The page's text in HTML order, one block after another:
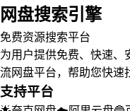
网盘搜索引擎
免费资源搜索平台
为用户提供免费、快速、
流网盘平台，帮助您快速
支持平台